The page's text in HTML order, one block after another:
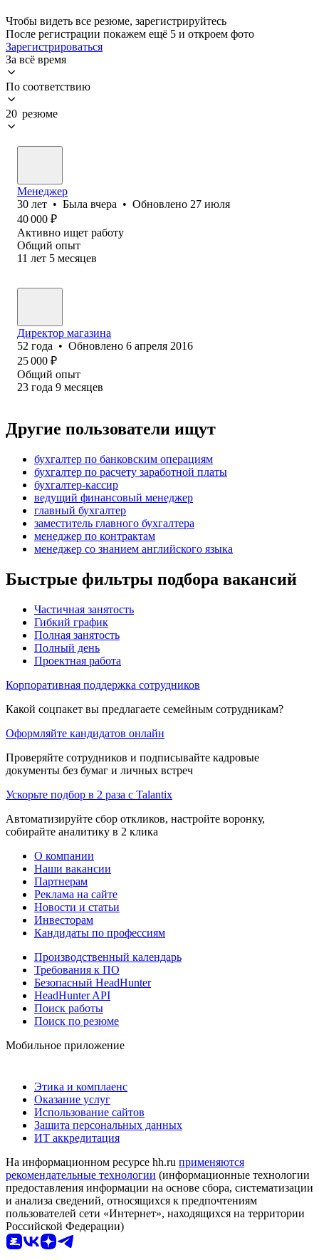
Чтобы видеть все резюме, зарегистрируйтесь
После регистрации покажем ещё 5 и откроем фото
Зарегистрироваться
За всё время
По соответствию
20 резюме
Менеджер
30 лет • Была вчера • Обновлено 27 июля
40 000 ₽
Активно ищет работу
Общий опыт
11 лет 5 месяцев
Директор магазина
52 года • Обновлено 6 апреля 2016
25 000 ₽
Общий опыт
23 года 9 месяцев
Другие пользователи ищут
бухгалтер по банковским операциям
бухгалтер по расчету заработной платы
бухгалтер-кассир
ведущий финансовый менеджер
главный бухгалтер
заместитель главного бухгалтера
менеджер по контрактам
менеджер со знанием английского языка
Быстрые фильтры подбора вакансий
Частичная занятость
Гибкий график
Полная занятость
Полный день
Проектная работа
Корпоративная поддержка сотрудников
Какой соцпакет вы предлагаете семейным сотрудникам?
Оформляйте кандидатов онлайн
Проверяйте сотрудников и подписывайте кадровые
документы без бумаг и личных встреч
Ускорьте подбор в 2 раза с Talantix
Автоматизируйте сбор откликов, настройте воронку,
собирайте аналитику в 2 клика
О компании
Наши вакансии
Партнерам
Реклама на сайте
Новости и статьи
Инвесторам
Кандидаты по профессиям
Производственный календарь
Требования к ПО
Безопасный HeadHunter
HeadHunter API
Поиск работы
Поиск по резюме
Мобильное приложение
Этика и комплаенс
Оказание услуг
Использование сайтов
Защита персональных данных
ИТ аккредитация
На информационном ресурсе hh.ru применяются
рекомендательные технологии (информационные технологии
предоставления информации на основе сбора, систематизации
и анализа сведений, относящихся к предпочтениям
пользователей сети «Интернет», находящихся на территории
Российской Федерации)